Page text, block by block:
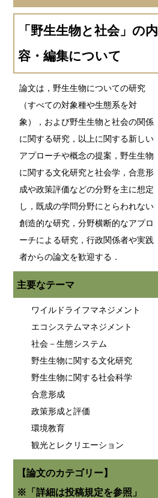
「野生生物と社会」の内
容・編集について
論文は，野生生物についての研究
（すべての対象種や生態系を対
象），および野生生物と社会の関係
に関する研究，以上に関する新しい
アプローチや概念の提案，野生生物
に関する文化研究と社会学，合意形
成や政策評価などの分野を主に想定
し，既成の学問分野にとらわれない
創造的な研究，分野横断的なアプロ
ーチによる研究，行政関係者や実践
者からの論文を歓迎する．
主要なテーマ
ワイルドライフマネジメント
エコシステムマネジメント
社会－生態システム
野生生物に関する文化研究
野生生物に関する社会科学
合意形成
政策形成と評価
環境教育
観光とレクリエーション
【論文のカテゴリー】
※「詳細は投稿規定を参照」